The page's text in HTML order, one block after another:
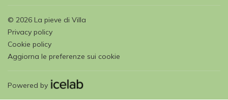
© 2026 La pieve di Villa
Privacy policy
Cookie policy
Aggiorna le preferenze sui cookie
Powered by